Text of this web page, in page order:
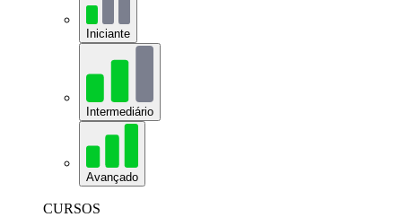
Iniciante
Intermediário
Avançado
CURSOS